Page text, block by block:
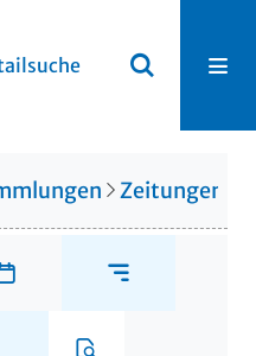
Zeitungen